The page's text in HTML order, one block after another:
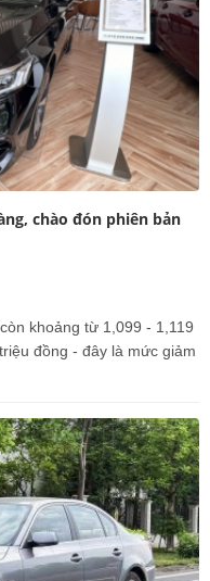
chào đón phiên bản
khoảng từ 1,099 - 1,119
đồng - đây là mức giảm